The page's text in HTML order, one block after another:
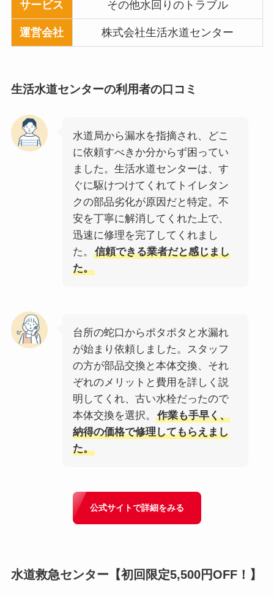
サービス その他水回りのトラブル
運営会社 株式会社生活水道センター
生活水道センターの利用者の口コミ
水道局から漏水を指摘され、どこ
に依頼すべきか分からず困ってい
ました。生活水道センターは、す
ぐに駆けつけてくれてトイレタン
クの部品劣化が原因だと特定。不
安を丁寧に解消してくれた上で、
迅速に修理を完了してくれまし
た。
信頼できる業者だと感じまし
た。
台所の蛇口からポタポタと水漏れ
が始まり依頼しました。スタッフ
の方が部品交換と本体交換、それ
ぞれのメリットと費用を詳しく説
明してくれ、古い水栓だったので
本体交換を選択。
作業も手早く、
納得の価格で修理してもらえまし
た。
公式サイトで詳細をみる
水道救急センター 【初回限定5,500円OFF！】